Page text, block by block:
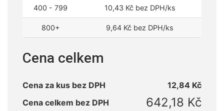
400 - 799 10,43 Kčbez DPH/ks
800+ 9,64 Kč bez DPH/ks
Cena celkem
Cena za kus bez DPH 12,84 Kč
Cena celkem bez DPH
642,18 Kč